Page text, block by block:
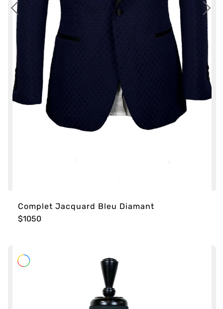
Complet Jacquard Bleu Diamant
$1050